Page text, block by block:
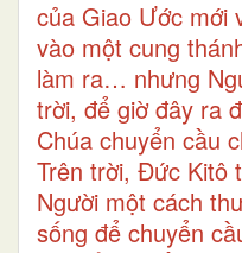
của Giao Ước mới
vào một cung
làm ra… nhưng
trời, để giờ đây ra
Chúa chuyển cầu
Trên trời, Đức Kitô
Người một cách
sống để chuyển